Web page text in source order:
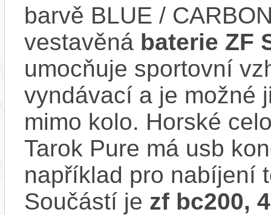
barvě BLUE /
vestavěná baterie ZF
umocňuje sportovní
vyndávací a je možné
mimo kolo. Horské
Tarok Pure má usb
například pro nabíjení
Součástí je zf bc200,